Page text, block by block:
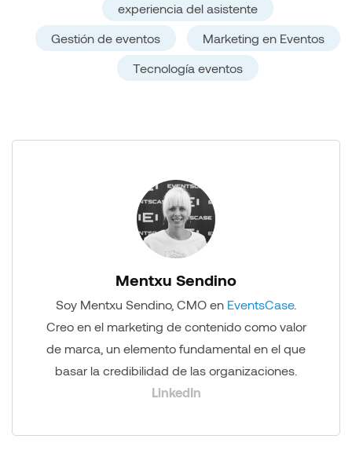
experiencia del asistente
Gestión de eventos
Marketing en Eventos
Tecnología eventos
Mentxu Sendino
Soy Mentxu Sendino, CMO en EventsCase.
Creo en el marketing de contenido como valor
de marca, un elemento fundamental en el que
basar la credibilidad de las organizaciones.
LinkedIn